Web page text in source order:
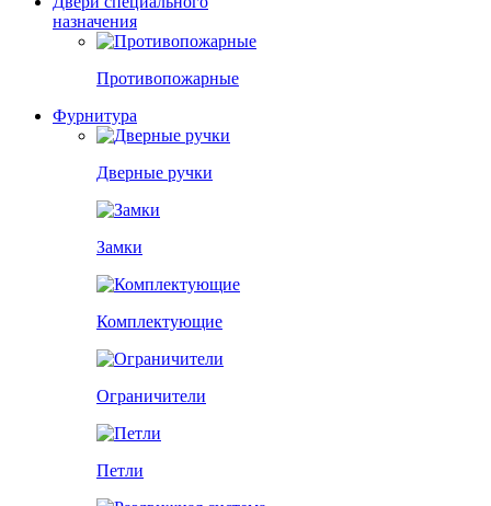
назначения
Противопожарные
Фурнитура
Дверные ручки
Замки
Комплектующие
Ограничители
Петли